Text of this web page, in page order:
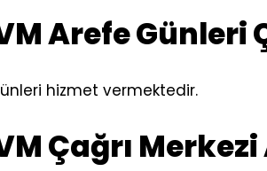
Arefe Günleri
hizmet vermektedir.
Çağrı Merkezi